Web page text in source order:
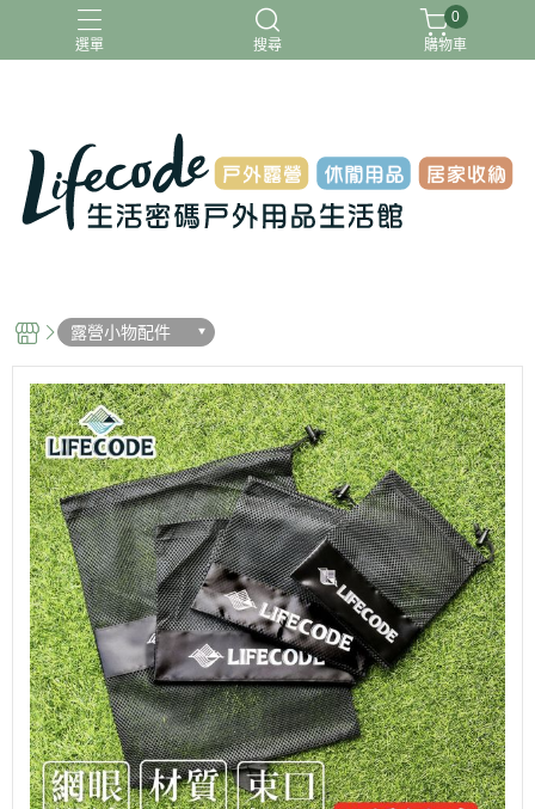
選單 搜尋
ADAMOUTDOOR G-PLUS INTEX
MOVELIFE
樂活不露
0
購物車
露營小物配件